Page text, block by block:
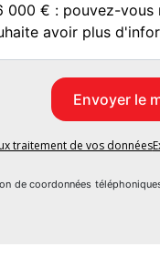
par un garage intégré.
de vie agréable
sont facilement
traitement de vos données
de coordonnées